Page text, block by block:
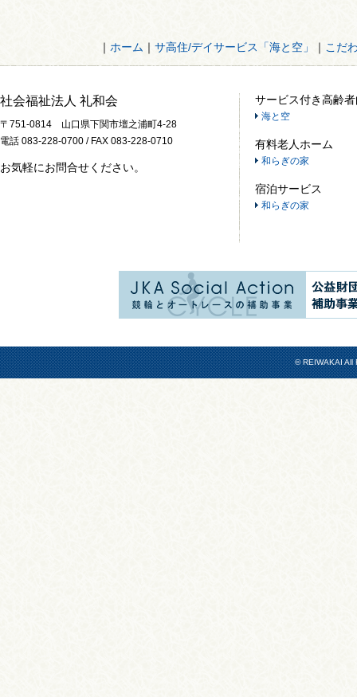
｜ ホーム ｜ サ高住/デイサービス「海と空」 ｜ こだ
社会福祉法人 礼和会
〒751-0814 山口県下関市壇之浦町4-28
電話 083-228-0700 / FAX 083-228-0710
お気軽にお問合せください。
サービス付き高齢
海と空
有料老人ホーム
和らぎの家
宿泊サービス
和らぎの家
© REIWAKAI All